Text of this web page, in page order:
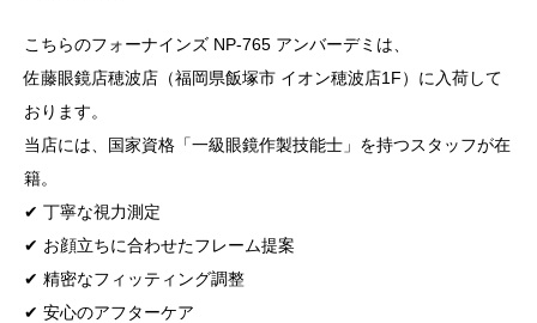
こちらのフォーナインズ NP-765 アンバーデミは、
佐藤眼鏡店穂波店（福岡県飯塚市 イオン穂波店1F）に入荷して
おります。
当店には、国家資格「一級眼鏡作製技能士」を持つスタッフが在
籍。
✔ 丁寧な視力測定
✔ お顔立ちに合わせたフレーム提案
✔ 精密なフィッティング調整
✔ 安心のアフターケア